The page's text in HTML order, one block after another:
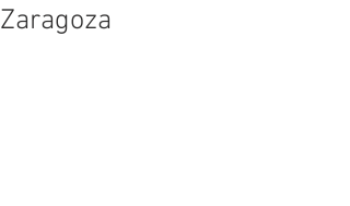
Zaragoza